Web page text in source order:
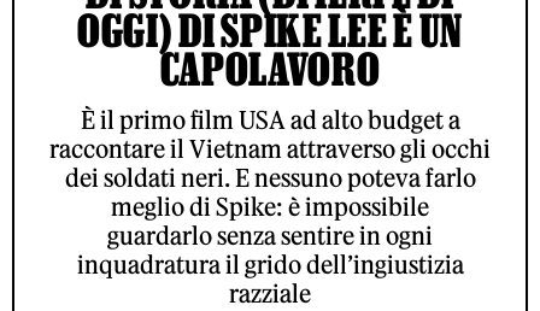
OGGI) DI SPIKE LEE È UN
CAPOLAVORO
È il primo film USA ad alto budget a
raccontare il Vietnam attraverso gli occhi
dei soldati neri. E nessuno poteva farlo
meglio di Spike: è impossibile
guardarlo senza sentire in ogni
inquadratura il grido dell’ingiustizia
razziale